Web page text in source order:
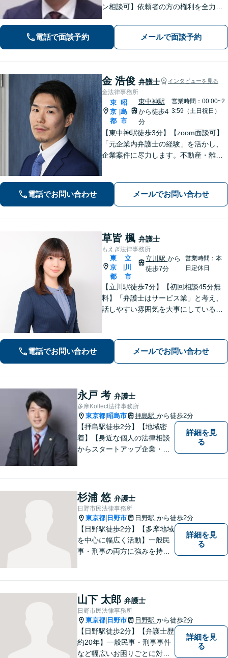
ン相談可】依頼者の方の権利を全力で
ます。しっかりと状況をお聞きしま
す。社会的に弱い立場にある方の味方
です。お早めにご相談ください。
電話で面談予約 メールで面談予約
金 浩俊 弁護士 インタビューを見る
金法律事務所
東
京
都
|
昭
島
市
東中神駅
から徒歩4
分
営業時間：00:00~2
3:59（土日祝日）
【東中神駅徒歩3分】【zoom面談可】
「元企業内弁護士の経験」を活かし、
企業案件に尽力します。不動産・離婚
し問題に真摯に向き合います。【韓国
電話でお問い合わせ メールでお問い合わせ
草皆 楓 弁護士
もえぎ法律事務所
東
京
都
立
川
市
立川駅から
徒歩7分
営業時間：本
日定休日
【立川駅徒歩7分】【初回相談45分無
料】「弁護士はサービス業」と考え、
話しやすい雰囲気を大事にしている事
を心がけています【離婚・男女問題／
相続・遺言／交通事故】
電話でお問い合わせ メールでお問い合わせ
永戸 考 弁護士
多摩Kollect法律事務所
東京都 昭島市 拝島駅 から徒歩2分
【拝島駅徒歩2分】【地域密
着】【身近な個人の法律相談
からスタートアップ企業・中
イスをご提供します。
詳細を見
る
杉浦 悠 弁護士
日野市民法律事務所
東京都 日野市 日野駅 から徒歩2分
【日野駅徒歩2分】【多摩地域
を中心に幅広く活動】一般民
事・刑事の両方に強みを持つ
です。まずはお気軽にご相談
ください。【子連れ相談OK】
詳細を見
る
山下 太郎 弁護士
日野市民法律事務所
東京都 日野市 日野駅 から徒歩2分
【日野駅徒歩2分】【弁護士歴
約20年】一般民事・刑事事件
など幅広いお困りごとに対応
詳細を見
る